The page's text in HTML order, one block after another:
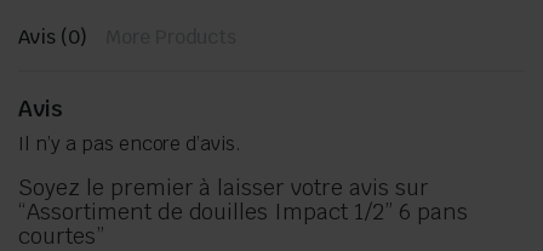
Avis (0)
Avis
Il n’y a pas encore d’avis.
Soyez le premier à laisser votre avis sur
“Assortiment de douilles Impact 1/2” 6 pans
courtes”